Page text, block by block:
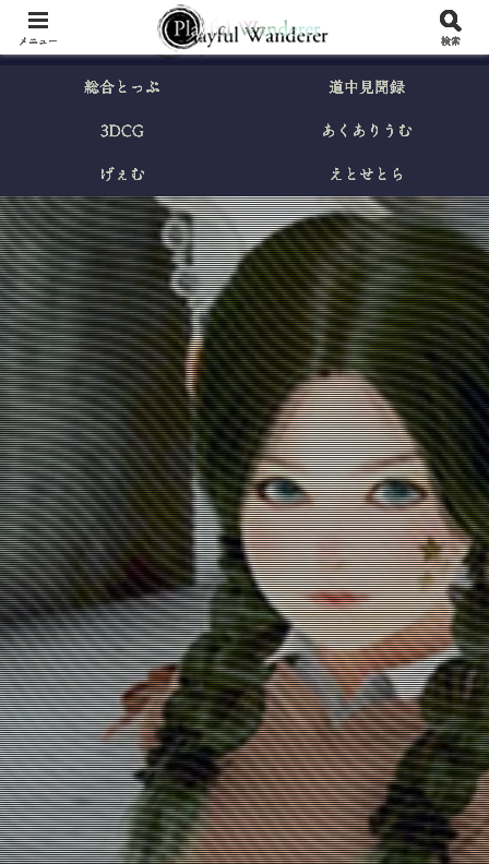
総合とっぷ 道中見聞録
3DCG あくありうむ
げぇむ えとせとら
メニュー 検索